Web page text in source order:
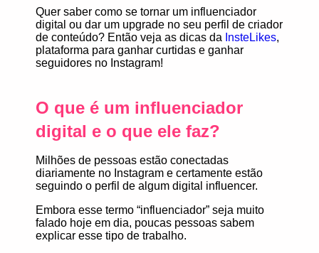
Quer saber como se tornar um influenciador
digital ou dar um upgrade no seu perfil de criador
de conteúdo? Então veja as dicas da InsteLikes,
plataforma para ganhar curtidas e ganhar
seguidores no Instagram!
O que é um influenciador
digital e o que ele faz?
Milhões de pessoas estão conectadas
diariamente no Instagram e certamente estão
seguindo o perfil de algum digital influencer.
Embora esse termo “influenciador” seja muito
falado hoje em dia, poucas pessoas sabem
explicar esse tipo de trabalho.